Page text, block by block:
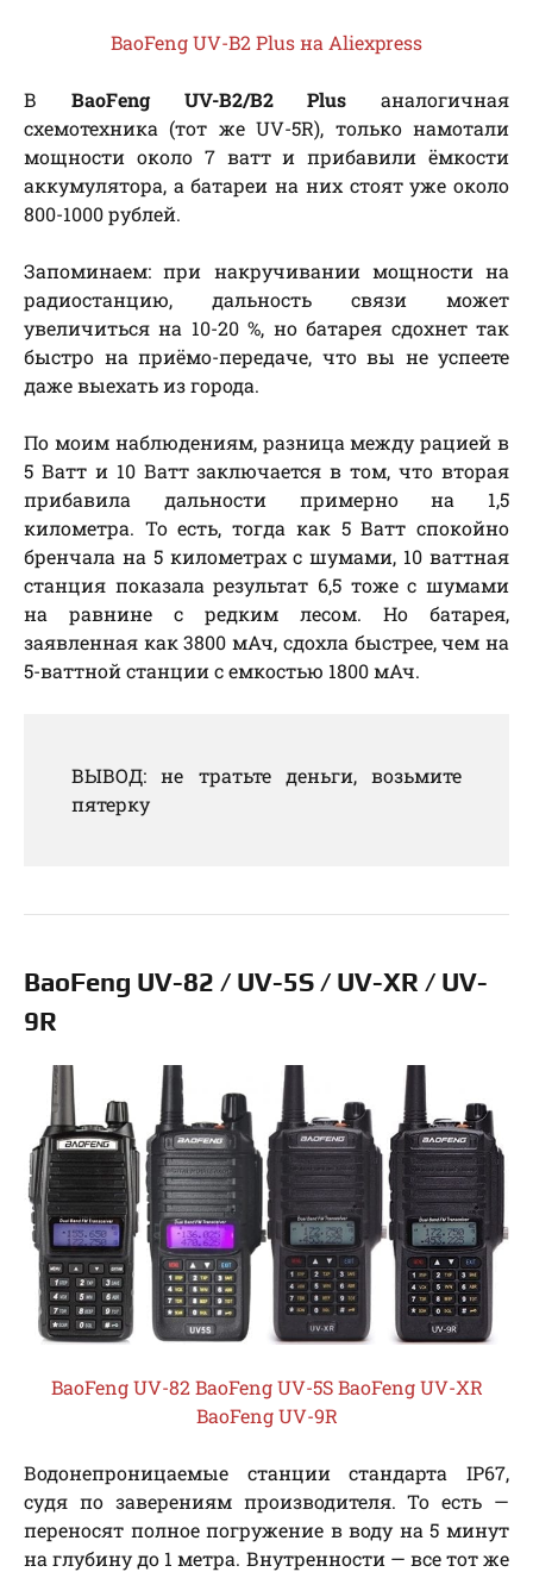
BaoFeng UV-B2 Plus на Aliexpress
В BaoFeng UV-B2/B2 Plus аналогичная
схемотехника (тот же UV-5R), только намотали
мощности около 7 ватт и прибавили ёмкости
аккумулятора, а батареи на них стоят уже около
800-1000 рублей.
Запоминаем: при накручивании мощности на
радиостанцию, дальность связи может
увеличиться на 10-20 %, но батарея сдохнет так
быстро на приёмо-передаче, что вы не успеете
даже выехать из города.
По моим наблюдениям, разница между рацией в
5 Ватт и 10 Ватт заключается в том, что вторая
прибавила дальности примерно на 1,5
километра. То есть, тогда как 5 Ватт спокойно
бренчала на 5 километрах с шумами, 10 ваттная
станция показала результат 6,5 тоже с шумами
на равнине с редким лесом. Но батарея,
заявленная как 3800 мАч, сдохла быстрее, чем на
5-ваттной станции с емкостью 1800 мАч.
ВЫВОД: не тратьте деньги, возьмите
пятерку
BaoFeng UV-82 / UV-5S / UV-XR / UV-
9R
BaoFeng UV-82 BaoFeng UV-5S BaoFeng UV-XR
BaoFeng UV-9R
Водонепроницаемые станции стандарта IP67,
судя по заверениям производителя. То есть —
переносят полное погружение в воду на 5 минут
на глубину до 1 метра. Внутренности — все тот же